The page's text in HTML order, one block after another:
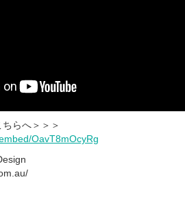
らへ＞＞＞
OavT8mOcyRg
Design